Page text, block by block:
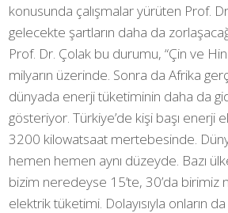
konusunda çalışmalar yürüten Prof.
gelecekte şartların daha da
Prof. Dr. Çolak bu durumu, “Çin ve
milyarın üzerinde. Sonra da Afrika
dünyada enerji tüketiminin daha da
gösteriyor. Türkiye’de kişi başı enerji
3200 kilowatsaat mertebesinde.
hemen hemen aynı düzeyde. Bazı
bizim neredeyse 15’te, 30’da
elektrik tüketimi. Dolayısıyla onların